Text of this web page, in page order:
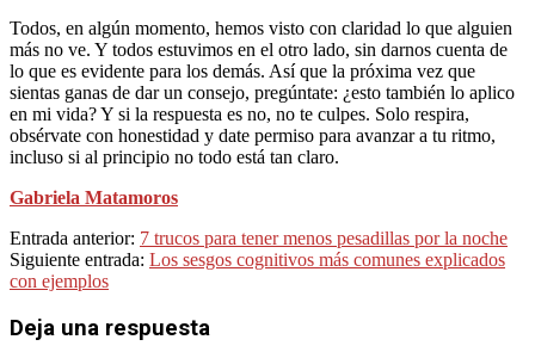
Todos, en algún momento, hemos visto con claridad lo que alguien
más no ve. Y todos estuvimos en el otro lado, sin darnos cuenta de
lo que es evidente para los demás. Así que la próxima vez que
sientas ganas de dar un consejo, pregúntate: ¿esto también lo aplico
en mi vida? Y si la respuesta es no, no te culpes. Solo respira,
obsérvate con honestidad y date permiso para avanzar a tu ritmo,
incluso si al principio no todo está tan claro.
Gabriela Matamoros
2025-
08-
27
Entrada anterior: 7 trucos para tener menos pesadillas por la noche
Siguiente entrada: Los sesgos cognitivos más comunes explicados
con ejemplos
Deja una respuesta